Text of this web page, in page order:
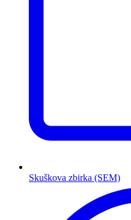
Skuškova zbirka (SEM)